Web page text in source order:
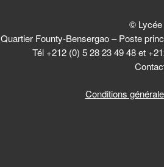
© Lycée
Quartier Founty-Bensergao – Poste
Tél +212 (0) 5 28 23 49 48 et
Conditions